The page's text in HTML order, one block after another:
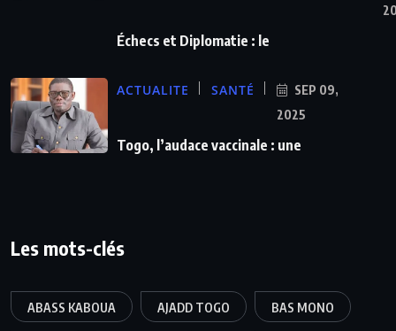
Échecs et Diplomatie : le
ACTUALITE SANTÉ
SEP 09,
2025
Togo, l’audace vaccinale : une
Les mots-clés
ABASS KABOUA AJADD TOGO BAS MONO